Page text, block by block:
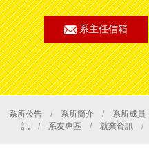
系主任信箱
系所公告/ 系所簡介/ 系所成員
訊/ 系友專區 / 就業資訊/